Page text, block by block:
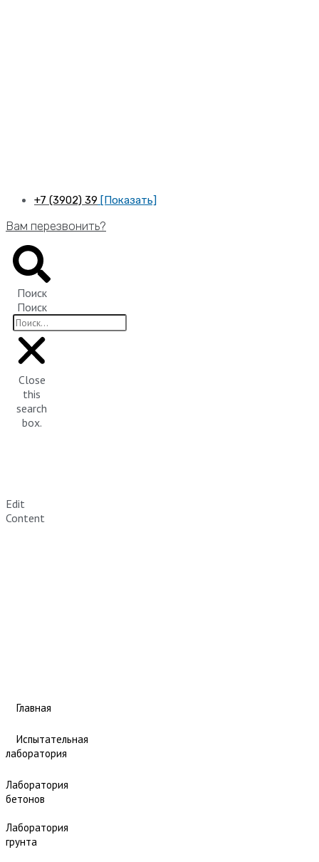
+7 (3902) 39 [Показать]
Вам перезвонить?
Поиск
Поиск
Close
this
search
box.
Edit
Content
Главная
Испытательная
лаборатория
Лаборатория
бетонов
Лаборатория
грунта